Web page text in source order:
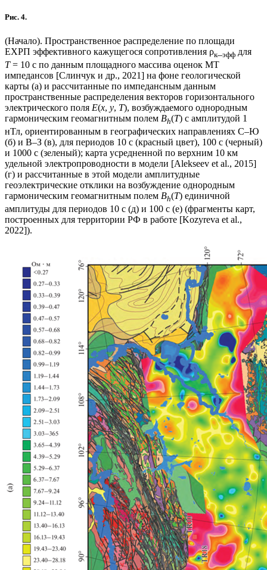
Рис. 4.
(Начало). Пространственное распределение по площади
ЕХРП эффективного кажущегося сопротивления ρк эфф для
Т= 10 с по данным площадного массива оценок МТ
импедансов [Слинчук и др., 2021] на фоне геологической
карты (а) и рассчитанные по импедансным данным
пространственные распределения векторов горизонтального
электрического поля E(х, у, Т), возбуждаемого однородным
гармоническим геомагнитным полем Bh(Т) с амплитудой 1
нТл, ориентированным в географических направлениях C–Ю
(б) и В–З (в), для периодов 10 с (красный цвет), 100 с (черный)
и 1000 с (зеленый); карта усредненной по верхним 10 км
удельной электропроводности в модели [Аlekseev et al., 2015]
(г) и рассчитанные в этой модели амплитудные
геоэлектрические отклики на возбуждение однородным
гармоническим геомагнитным полем Bh(Т) единичной
амплитуды для периодов 10 с (д) и 100 с (е) (фрагменты карт,
построенных для территории РФ в работе [Kozyreva et al.,
2022]).